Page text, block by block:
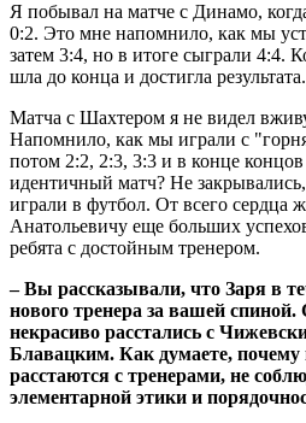
Я побывал на матче с Динамо,
0:2. Это мне напомнило, как мы
затем 3:4, но в итоге сыграли 4:4.
шла до конца и достигла результата.
Матча с Шахтером я не видел
Напомнило, как мы играли с
потом 2:2, 2:3, 3:3 и в конце
идентичный матч? Не
играли в футбол. От всего сердца
Анатольевичу еще больших
ребята с достойным тренером.
– Вы рассказывали, что Заря в
нового тренера за вашей
некрасиво расстались с
Блавацким. Как думаете, почему
расстаются с тренерами, не
элементарной этики и